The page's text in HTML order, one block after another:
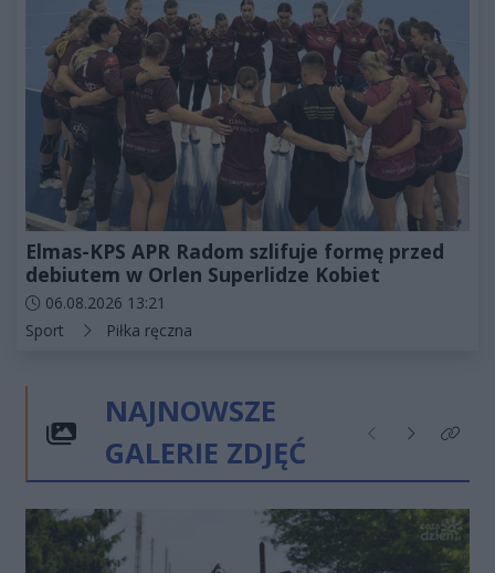
Elmas-KPS APR Radom szlifuje formę przed
debiutem w Orlen Superlidze Kobiet
Data dodania artykułu:
06.08.2026 13:21
Kategorie artykułu:
Sport Piłka ręczna
NAJNOWSZE
GALERIE ZDJĘĆ
Poprzednie
NastępneKliknij